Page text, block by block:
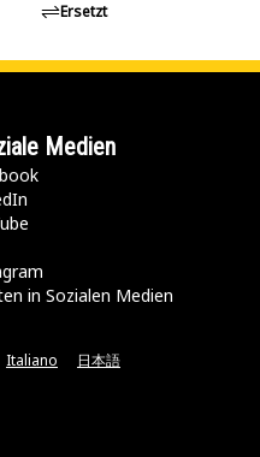
Ersetzt
Medien
in Sozialen Medien
Italiano 日本語